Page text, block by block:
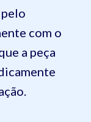
com o
a peça